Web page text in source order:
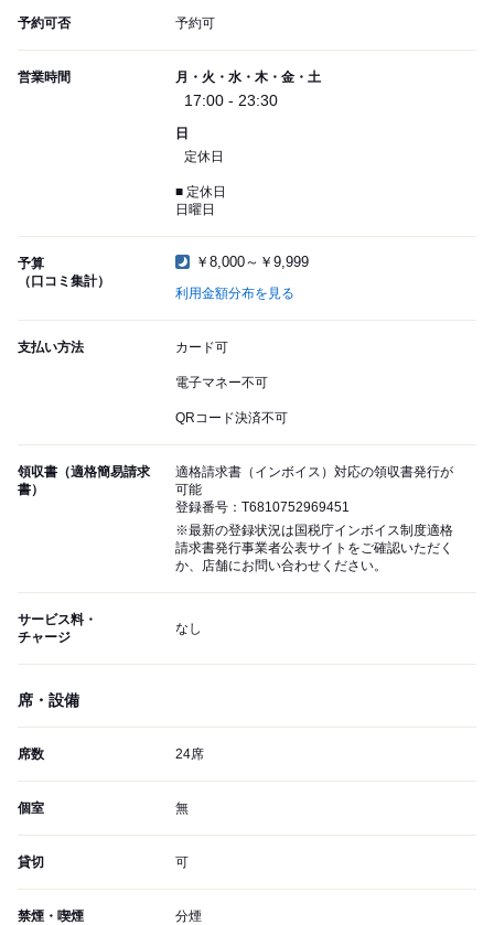
予約可否 予約可
営業時間 月・火・水・木・金・土
17:00 - 23:30
日
定休日
■ 定休日
日曜日
予算
（口コミ集計）
￥8,000～￥9,999
利用金額分布を見る
支払い方法 カード可
電子マネー不可
QRコード決済不可
領収書（適格簡易請求
書）
適格請求書（インボイス）対応の領収書発行が
可能
登録番号：T6810752969451
※最新の登録状況は国税庁インボイス制度適格
請求書発行事業者公表サイトをご確認いただく
か、店舗にお問い合わせください。
サービス料・
チャージ
なし
席・設備
席数 24席
個室 無
貸切 可
禁煙・喫煙
分煙